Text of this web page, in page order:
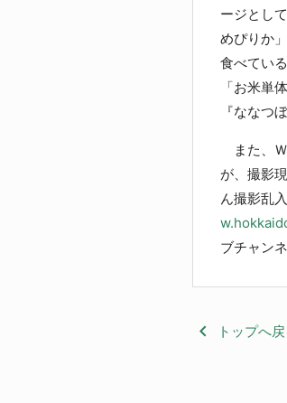
ージとし
めぴりか
食べてい
「お米単
『ななつ
また、
が、撮影
ん撮影乱
ブチャン
keyboard_arrow_left トップへ